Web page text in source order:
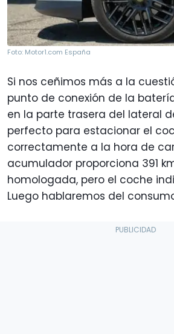
Foto: Motor1.com España
Si nos ceñimos más a la
punto de conexión de la
en la parte trasera del lateral
perfecto para estacionar el
correctamente a la hora de
acumulador proporciona 391
homologada, pero el coche
Luego hablaremos del